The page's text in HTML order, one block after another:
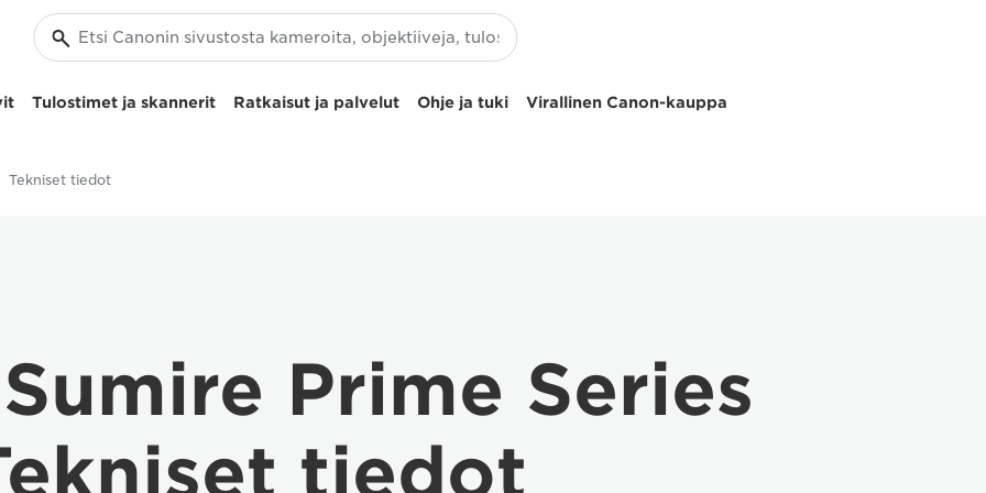
Tulostimet ja skannerit Ratkaisut ja palvelut Ohje ja tuki Virallinen Canon-kauppa
Tekniset tiedot
Prime Series
tiedot